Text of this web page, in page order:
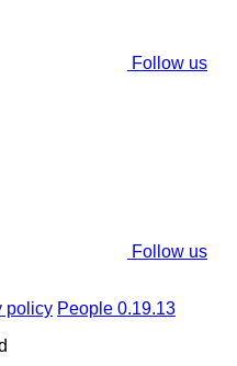
Follow us
Follow us
policy People 0.19.13